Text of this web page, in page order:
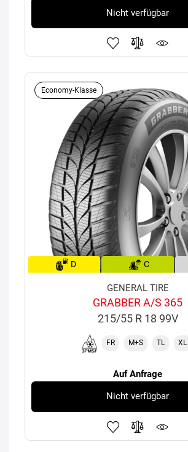
Nicht verfügbar
Economy-Klasse
D C
GENERAL TIRE
GRABBER A/S 365
215/55 R 18 99V
FR M+S TL XL
Auf Anfrage
Nicht verfügbar